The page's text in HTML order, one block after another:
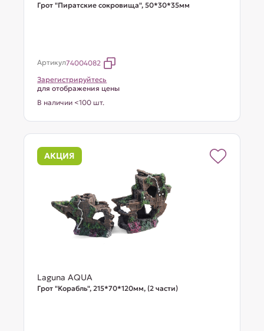
Грот "Пиратские сокровища", 50*30*35мм
Артикул74004082
Зарегистрируйтесь
для отображения цены
В наличии <100 шт.
АКЦИЯ
Laguna AQUA
Грот "Корабль", 215*70*120мм, (2 части)